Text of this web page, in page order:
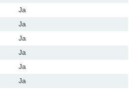
Ja
Ja
Ja
Ja
Ja
Ja